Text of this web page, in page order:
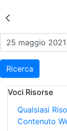
Ricerca
Voci Risorse
Qualsiasi
Contenuto